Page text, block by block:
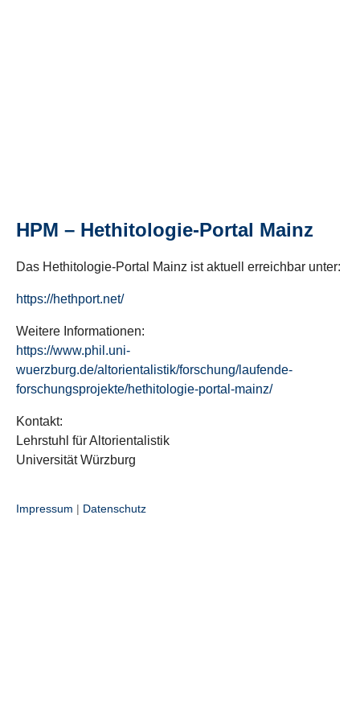
HPM – Hethitologie-Portal Mainz
Das Hethitologie-Portal Mainz ist aktuell erreichbar unter:
https://hethport.net/
Weitere Informationen:
https://www.phil.uni-
wuerzburg.de/altorientalistik/forschung/laufende-
forschungsprojekte/hethitologie-portal-mainz/
Kontakt:
Lehrstuhl für Altorientalistik
Universität Würzburg
Impressum | Datenschutz